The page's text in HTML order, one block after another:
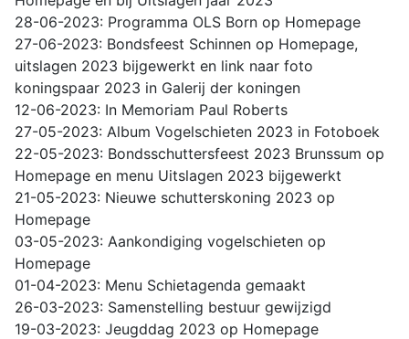
28-06-2023: Programma OLS Born op Homepage
27-06-2023: Bondsfeest Schinnen op Homepage,
uitslagen 2023 bijgewerkt en link naar foto
koningspaar 2023 in Galerij der koningen
12-06-2023: In Memoriam Paul Roberts
27-05-2023: Album Vogelschieten 2023 in Fotoboek
22-05-2023: Bondsschuttersfeest 2023 Brunssum op
Homepage en menu Uitslagen 2023 bijgewerkt
21-05-2023: Nieuwe schutterskoning 2023 op
Homepage
03-05-2023: Aankondiging vogelschieten op
Homepage
01-04-2023: Menu Schietagenda gemaakt
26-03-2023: Samenstelling bestuur gewijzigd
19-03-2023: Jeugddag 2023 op Homepage